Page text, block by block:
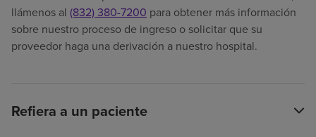
llámenos al (832) 380-7200 para obtener más información
sobre nuestro proceso de ingreso o solicitar que su
proveedor haga una derivación a nuestro hospital.
Refiera a un paciente